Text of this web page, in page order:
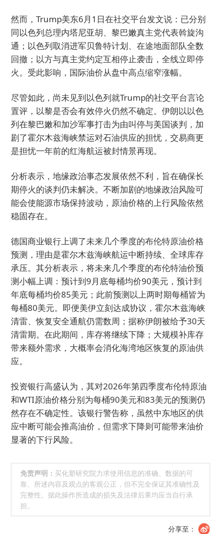
然而，Trump美东6月1日在社交平台发文说：已分别
同以色列总理内塔尼亚胡、黎巴嫩真主党代表斡旋沟
通；以色列取消进军贝鲁特计划、在途地面部队全数
回撤；以方与真主党约定互相停止袭击，全线立即停
火。受此影响，国际油价从盘中高点缩窄涨幅。
尽管如此，尚未见到以色列就Trump的社交平台言论
置评，以黎是否会有效停火仍然不确定。伊朗以以色
列在黎巴嫩和加沙军事打击为由叫停与美国谈判，加
剧了霍尔木兹海峡禁运对石油供应的担忧，交易商更
是担忧一年前的红海航运被封情景再现。
分析表示，地缘政治事态发展依然不利，旨在确保长
期停火的谈判仍未解决。不断加剧的地缘政治风险可
能会使能源市场保持波动，原油价格的上行风险依然
稳固存在。
德国商业银行上调了未来几个季度的布伦特原油价格
预测，理由是霍尔木兹海峡航运中断持续、全球库存
承压。其分析表示，将未来几个季度的布伦特油价预
测小幅上调：预计到9月底每桶均价90美元，预计到
年底每桶均价85美元；此前预测以上两时期每桶皆为
每桶80美元。即便美伊立刻达成协议，霍尔木兹海峡
清雷、恢复安全通航仍需数周；据称伊朗被给予30天
清雷期。在此期间，库存将继续下降；大规模补库存
带来额外需求，大概率会消化海湾地区恢复的原油供
应。
投资银行高盛认为，其对2026年第四季度布伦特原油
和WTI原油价格分别为每桶90美元和83美元的预测仍
然存在不确定性。该银行警告称，虽然中东地区的供
应中断可能会推高油价，但需求下降则可能带来油价
显著的下行风险。
免责声明： 买化塑研究院力求使用信息的准确、数据的可
靠、所述内容及观点的客观公正，但不完全保证其准确性及
完整性。据此操作所造成的损失及法律后果均应当自行承
担。
分享至：